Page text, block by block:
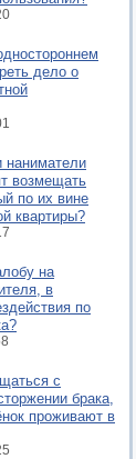
дело о
наниматели
возмещать
по их вине
квартиры?
на
в
по
с
брака,
проживают в